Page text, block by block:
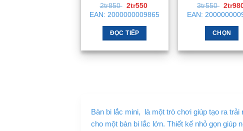
2tr850 Giá
gốc
là:
2tr850 .
2tr550
hiện
tại
EAN: 2000000009865
ĐỌC TIẾP
3tr550 Giá
gốc
là:
3tr550
EAN:
CHỌN
phẩm
thể.
Các
Bàn bi lắc mini, là một trò chơi giúp tạo ra
cho một bàn bi lắc lớn. Thiết kế nhỏ gọn